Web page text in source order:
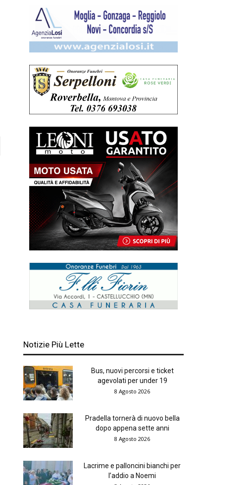
Notizie Più Lette
Bus, nuovi percorsi e ticket
agevolati per under 19
8 Agosto 2026
Pradella tornerà di nuovo bella
dopo appena sette anni
8 Agosto 2026
Lacrime e palloncini bianchi per
l’addio a Noemi